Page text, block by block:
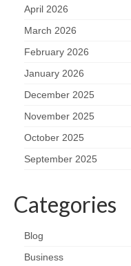
April 2026
March 2026
February 2026
January 2026
December 2025
November 2025
October 2025
September 2025
Categories
Blog
Business